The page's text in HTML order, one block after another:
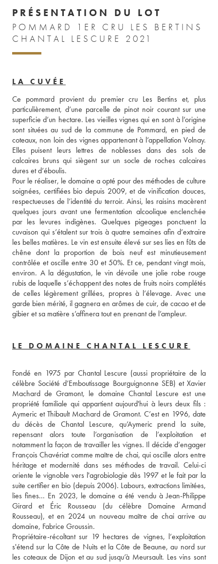
PRÉSENTATION DU LOT
POMMARD 1ER CRU LES BERTINS
CHANTAL LESCURE 2021
LA CUVÉE
Ce pommard provient du premier cru Les Bertins et, plus
particulièrement, d’une parcelle de pinot noir courant sur une
superficie d’un hectare. Les vieilles vignes qui en sont à l’origine
sont situées au sud de la commune de Pommard, en pied de
coteaux, non loin des vignes appartenant à l’appellation Volnay.
Elles puisent leurs lettres de noblesses dans des sols de
calcaires bruns qui siègent sur un socle de roches calcaires
dures et d’éboulis.
Pour le réaliser, le domaine a opté pour des méthodes de culture
soignées, certifiées bio depuis 2009, et de vinification douces,
respectueuses de l’identité du terroir. Ainsi, les raisins macèrent
quelques jours avant une fermentation alcoolique enclenchée
par les levures indigènes. Quelques pigeages ponctuent la
cuvaison qui s’étalent sur trois à quatre semaines afin d’extraire
les belles matières. Le vin est ensuite élevé sur ses lies en fûts de
chêne dont la proportion de bois neuf est minutieusement
contrôlée et oscille entre 30 et 50%. Et ce, pendant vingt mois,
environ. A la dégustation, le vin dévoile une jolie robe rouge
rubis de laquelle s’échappent des notes de fruits noirs complétés
de celles légèrement grillées, propres à l’élevage. Avec une
garde bien mérité, il gagnera en arômes de cuir, de cacao et de
gibier et sa matière s’affinera tout en prenant de l’ampleur.
LE DOMAINE CHANTAL LESCURE
Fondé en 1975 par Chantal Lescure (aussi propriétaire de la
célèbre Société d’Emboutissage Bourguignonne SEB) et Xavier
Machard de Gramont, le domaine Chantal Lescure est une
propriété familiale qui appartient aujourd'hui à leurs deux fils :
Aymeric et Thibault Machard de Gramont. C’est en 1996, date
du décès de Chantal Lescure, qu’Aymeric prend la suite,
repensant alors toute l’organisation de l’exploitation et
notamment la façon de travailler les vignes. Il décide d’engager
François Chavériat comme maître de chai, qui oscille alors entre
héritage et modernité dans ses méthodes de travail. Celui-ci
oriente le vignoble vers l'agrobiologie dès 1997 et le fait par la
suite certifier en bio (depuis 2006). Labours, extractions limitées,
lies fines... En 2023, le domaine a été vendu à Jean-Philippe
Girard et Éric Rousseau (du célèbre Domaine Armand
Rousseau), et en 2024 un nouveau maître de chai arrive au
domaine, Fabrice Groussin.
Propriétaire-récoltant sur 19 hectares de vignes, l’exploitation
s'étend sur la Côte de Nuits et la Côte de Beaune, au nord sur
les coteaux de Dijon et au sud jusqu’à Meursault. Les vins sont